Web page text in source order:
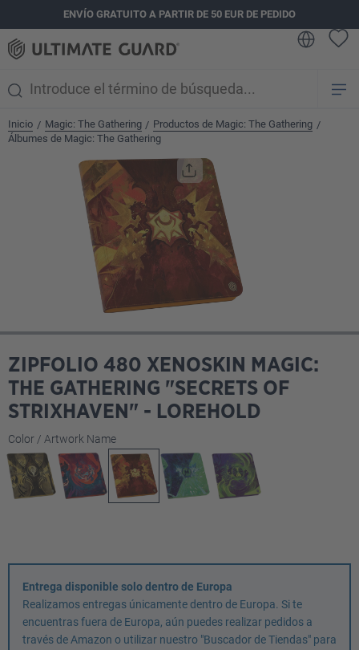
principalENVÍO GRATUITO A PARTIR DE 50 EUR DE PEDIDO
Inicio / Magic: The Gathering / Productos de Magic: The Gathering /
Álbumes de Magic: The Gathering
Omitir galería de imágenes
ZIPFOLIO 480 XENOSKIN MAGIC:
THE GATHERING "SECRETS OF
STRIXHAVEN" - LOREHOLD
Seleccione
Color / Artwork Name
Entrega disponible solo dentro de Europa
Realizamos entregas únicamente dentro de Europa. Si te
encuentras fuera de Europa, aún puedes realizar pedidos a
través de Amazon o utilizar nuestro "Buscador de Tiendas" para